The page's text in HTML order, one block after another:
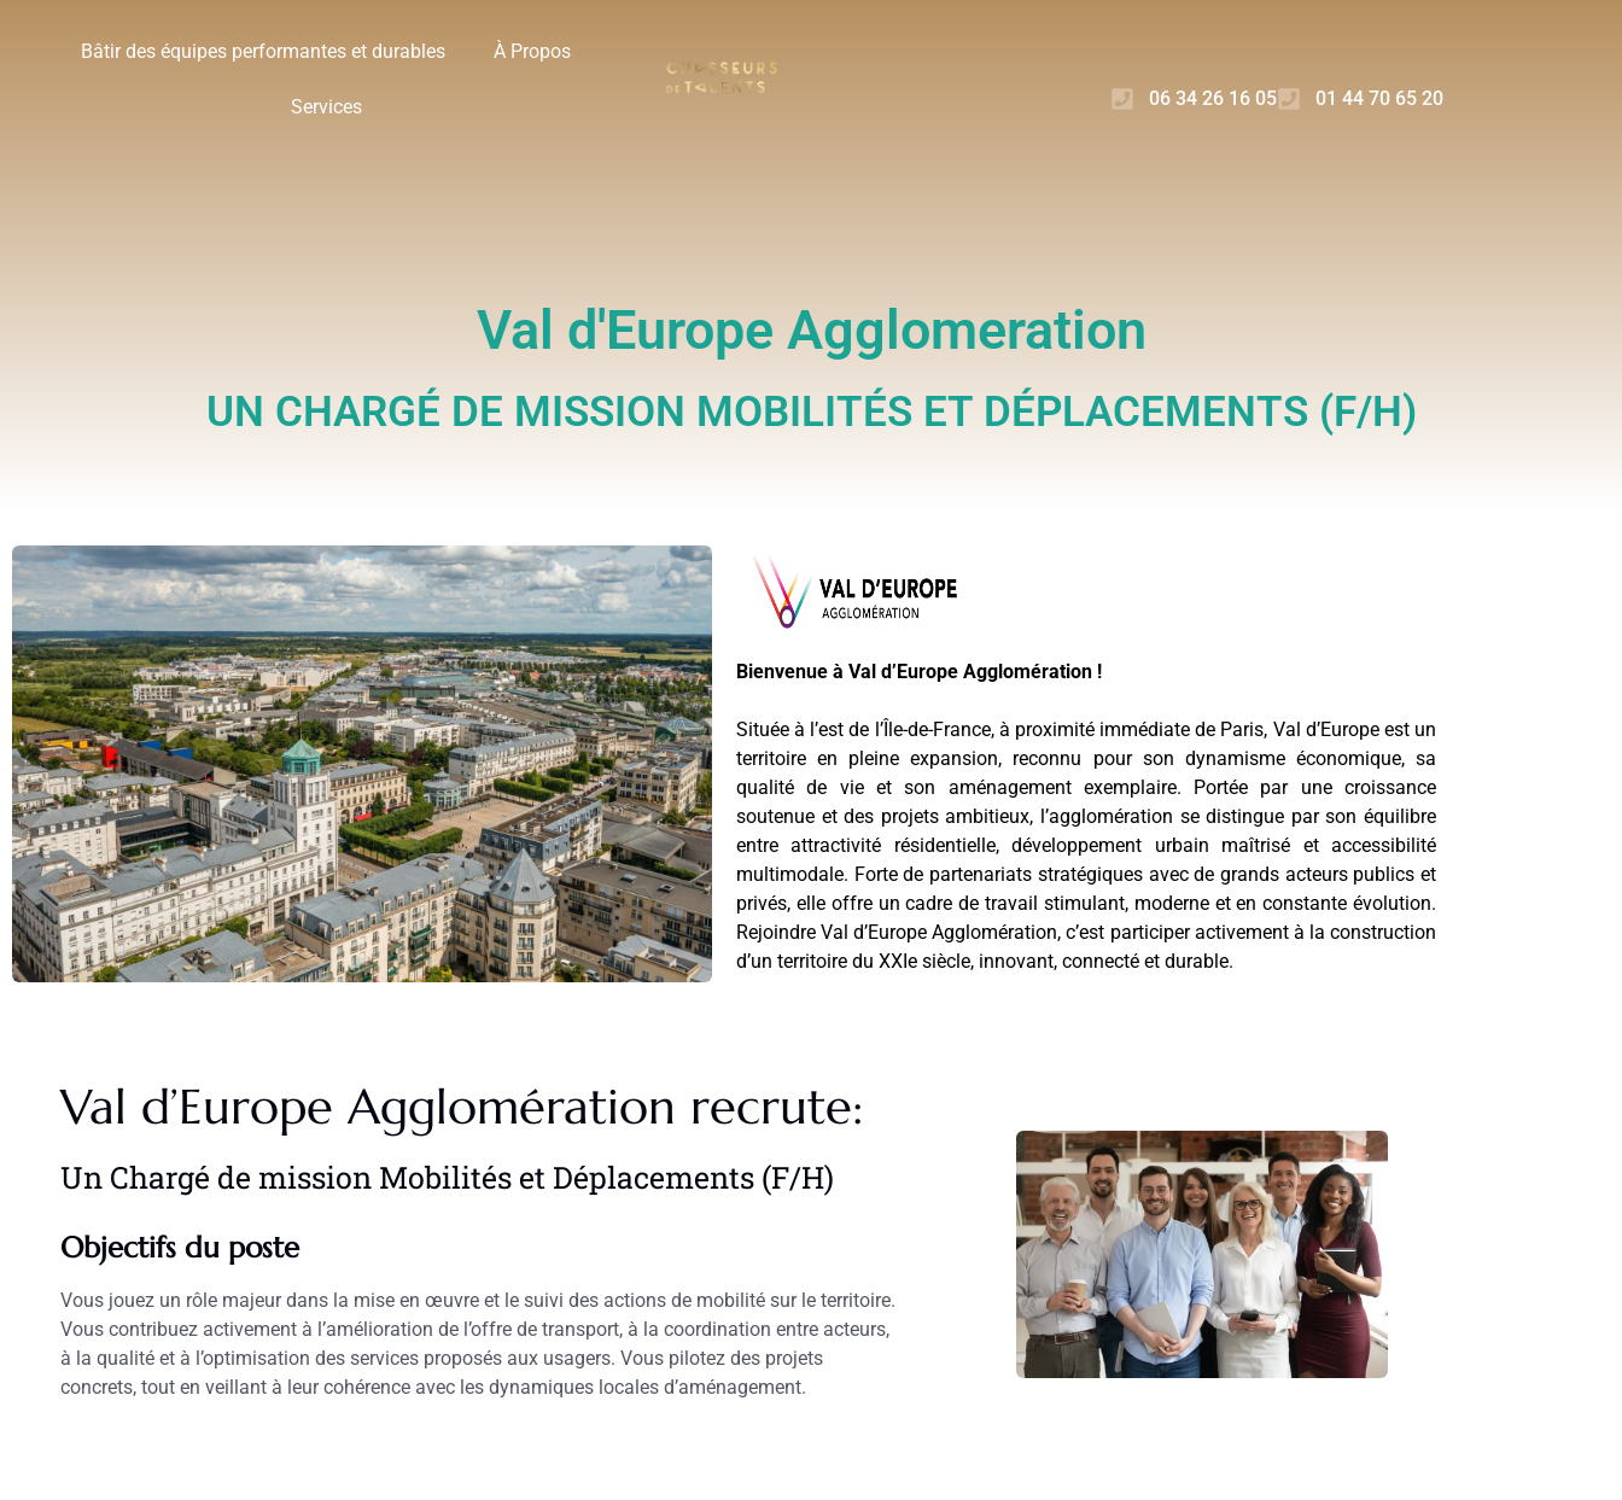
Bâtir des équipes performantes et durables À Propos
Services 06 34 26 16 05 01 44 70 65 20
Val d'Europe Agglomeration
UN CHARGÉ DE MISSION MOBILITÉS ET DÉPLACEMENTS (F/H)
Bienvenue à Val d’Europe Agglomération !
Située à l’est de l’Île-de-France, à proximité immédiate de Paris, Val d’Europe est un
territoire en pleine expansion, reconnu pour son dynamisme économique, sa
qualité de vie et son aménagement exemplaire. Portée par une croissance
soutenue et des projets ambitieux, l’agglomération se distingue par son équilibre
entre attractivité résidentielle, développement urbain maîtrisé et accessibilité
multimodale. Forte de partenariats stratégiques avec de grands acteurs publics et
privés, elle offre un cadre de travail stimulant, moderne et en constante évolution.
Rejoindre Val d’Europe Agglomération, c’est participer activement à la construction
d’un territoire du XXIe siècle, innovant, connecté et durable.
Val d’Europe Agglomération recrute:
Un Chargé de mission Mobilités et Déplacements (F/H)
Objectifs du poste
Vous jouez un rôle majeur dans la mise en œuvre et le suivi des actions de mobilité sur le territoire.
Vous contribuez activement à l’amélioration de l’offre de transport, à la coordination entre acteurs,
à la qualité et à l’optimisation des services proposés aux usagers. Vous pilotez des projets
concrets, tout en veillant à leur cohérence avec les dynamiques locales d’aménagement.